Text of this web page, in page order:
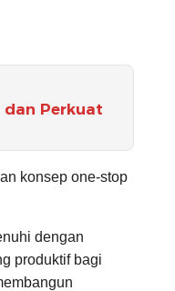
dan Perkuat
konsep one-stop
dengan
produktif bagi